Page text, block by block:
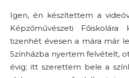
Igen, én készítettem a
Képzőművészeti
tizenhét évesen a mára már
Színházba nyertem felvételt,
évig; itt szerettem bele a